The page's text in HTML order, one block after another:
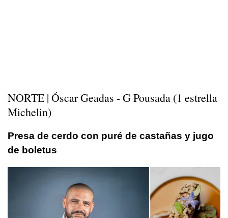
NORTE | Óscar Geadas - G Pousada (1 estrella
Michelin)
Presa de cerdo con puré de castañas y jugo
de boletus